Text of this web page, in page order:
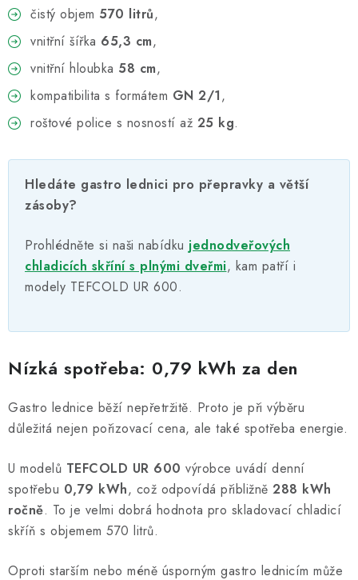
čistý objem 570 litrů,
vnitřní šířka 65,3 cm,
vnitřní hloubka 58 cm,
kompatibilita s formátem GN 2/1,
roštové police s nosností až 25 kg.
Hledáte gastro lednici pro přepravky a větší
zásoby?
Prohlédněte si naši nabídku jednodveřových
chladicích skříní s plnými dveřmi, kam patří i
modely TEFCOLD UR 600.
Nízká spotřeba: 0,79 kWh za den
Gastro lednice běží nepřetržitě. Proto je při výběru
důležitá nejen pořizovací cena, ale také spotřeba energie.
U modelů TEFCOLD UR 600 výrobce uvádí denní
spotřebu 0,79 kWh, což odpovídá přibližně 288 kWh
ročně. To je velmi dobrá hodnota pro skladovací chladicí
skříň s objemem 570 litrů.
Oproti starším nebo méně úsporným gastro lednicím může